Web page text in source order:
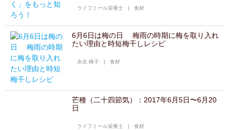
ライフミール栄養士 |食材
6月6日は梅の日 梅雨の時期に梅を取り入れ
たい理由と時短梅干しレシピ
永吉 峰子 |食材
芒種（二十四節気）：2017年6月5日〜6月20
日
ライフミール栄養士 |食材